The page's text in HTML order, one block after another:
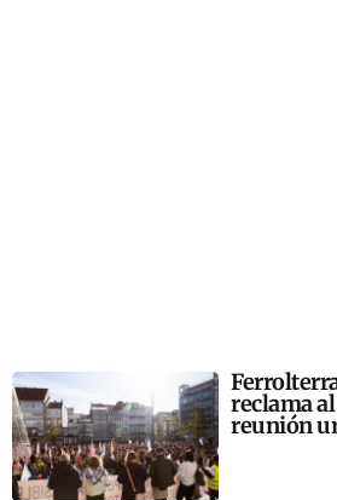
reclama
reunión